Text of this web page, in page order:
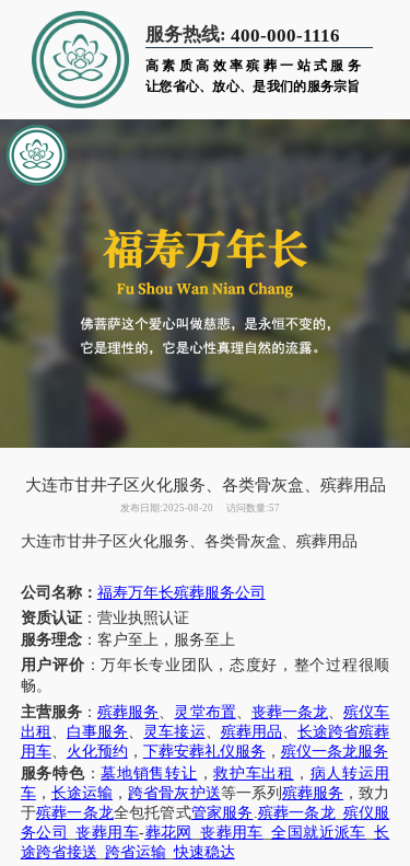
服务热线: 400-000-1116
高素质高效率殡葬一站式服务
让您省心、放心、是我们的服务宗旨
大连市甘井子区火化服务、各类骨灰盒、殡葬用品
发布日期:2025-08-20 访问数量:57
大连市甘井子区 火化服务、 各类骨灰盒、 殡葬用品
公司名称： 福寿万年长殡葬服务公司
资质认证：营业执照认证
服务理念：客户至上，服务至上
用户评价 ：万年长专业团队，态度好，整个过程很顺
畅。
主营服务 ：殡葬服务、 灵堂布置、 丧葬一条龙、殡仪车
出租 、 白事服务、 灵车接运、 殡葬用品、 长途跨省殡葬
用车、 火化预约 ， 下葬安葬礼仪服务 ， 殡仪一条龙服务
服务特色：墓地销售转让 ，救护车出租 ， 病人转运用
车， 长途运输 ，跨省骨灰护送等一系列 殡葬服务 ，致力
于殡葬一条龙全包托管式管家服务 .殡葬一条龙_ 殡仪服
务公司
_丧葬用车-葬花网 丧葬用车 全国就近派车 长
途跨省接送 跨省运输_快速稳达